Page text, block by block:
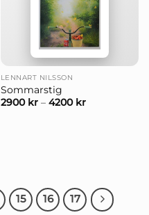
LENNART NILSSON
Sommarstig
2900 kr– 4200 kr
15 16 17